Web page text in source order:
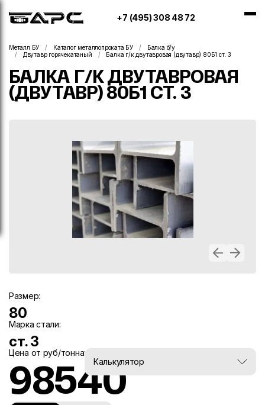
+7 (495) 308 48 72
Металл БУ Каталог металлопроката БУ
Балка б/у
Двутавр горячекатаный
Балка г/к двутавровая (двутавр) 80Б1 ст. 3
БАЛКА Г/К ДВУТАВРОВАЯ
(ДВУТАВР) 80Б1 СТ. 3
Размер:
80
Марка стали:
ст. 3
Цена от руб/тонна:
98540
Калькулятор
Вес, тн: